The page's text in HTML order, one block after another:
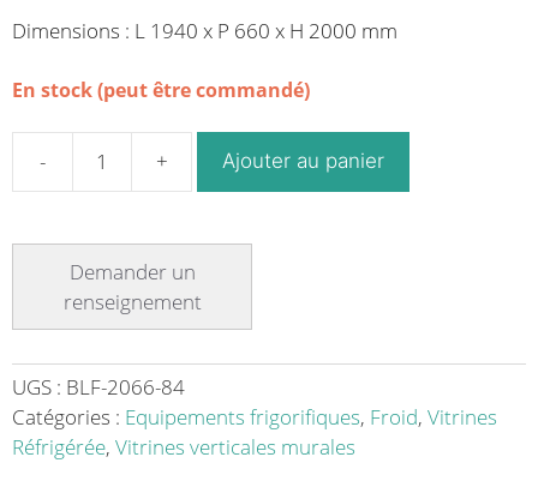
Dimensions : L 1940 x P 660 x H 2000 mm
En stock (peut être commandé)
quantité
murale
réfrigérée
libre
L
1940
Ajouter au panier
UGS : BLF-2066-84
Catégories : Equipements frigorifiques, Froid, Vitrines
Réfrigérée, Vitrines verticales murales